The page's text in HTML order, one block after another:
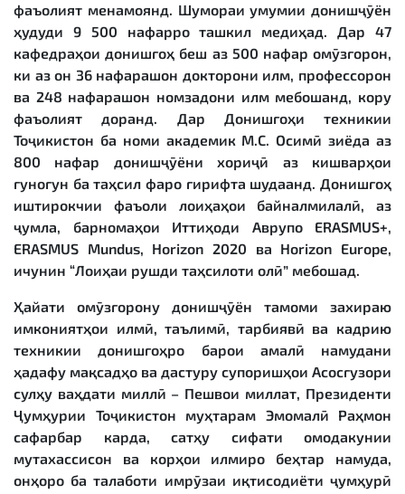
фаъолият менамоянд. Шумораи умумии донишҷӯён
ҳудуди 9 500 нафарро ташкил медиҳад. Дар 47
кафедраҳои донишгоҳ беш аз 500 нафар омӯзгорон,
ки аз он 36 нафарашон докторони илм, профессорон
ва 248 нафарашон номзадони илм мебошанд, кору
фаъолият доранд. Дар Донишгоҳи техникии
Тоҷикистон ба номи академик М.С. Осимӣ зиёда аз
800 нафар донишҷӯёни хориҷӣ аз кишварҳои
гуногун ба таҳсил фаро гирифта шудаанд. Донишгоҳ
иштирокчии фаъоли лоиҳаҳои байналмилалӣ, аз
ҷумла, барномаҳои Иттиҳоди Аврупо ERASMUS+,
ERASMUS Mundus, Horizon 2020 ва Horizon Europe,
ичунин “Лоиҳаи рушди таҳсилоти олӣ” мебошад.
Ҳайати омӯзгорону донишҷӯён тамоми захираю
имкониятҳои илмӣ, таълимӣ, тарбиявӣ ва кадрию
техникии донишгоҳро барои амалӣ намудани
ҳадафу мақсадҳо ва дастуру супоришҳои Асосгузори
сулҳу ваҳдати миллӣ – Пешвои миллат, Президенти
Ҷумҳурии Тоҷикистон муҳтарам Эмомалӣ Раҳмон
сафарбар карда, сатҳу сифати омодакунии
мутахассисон ва корҳои илмиро беҳтар намуда,
онҳоро ба талаботи имрӯзаи иқтисодиёти ҷумҳурӣ